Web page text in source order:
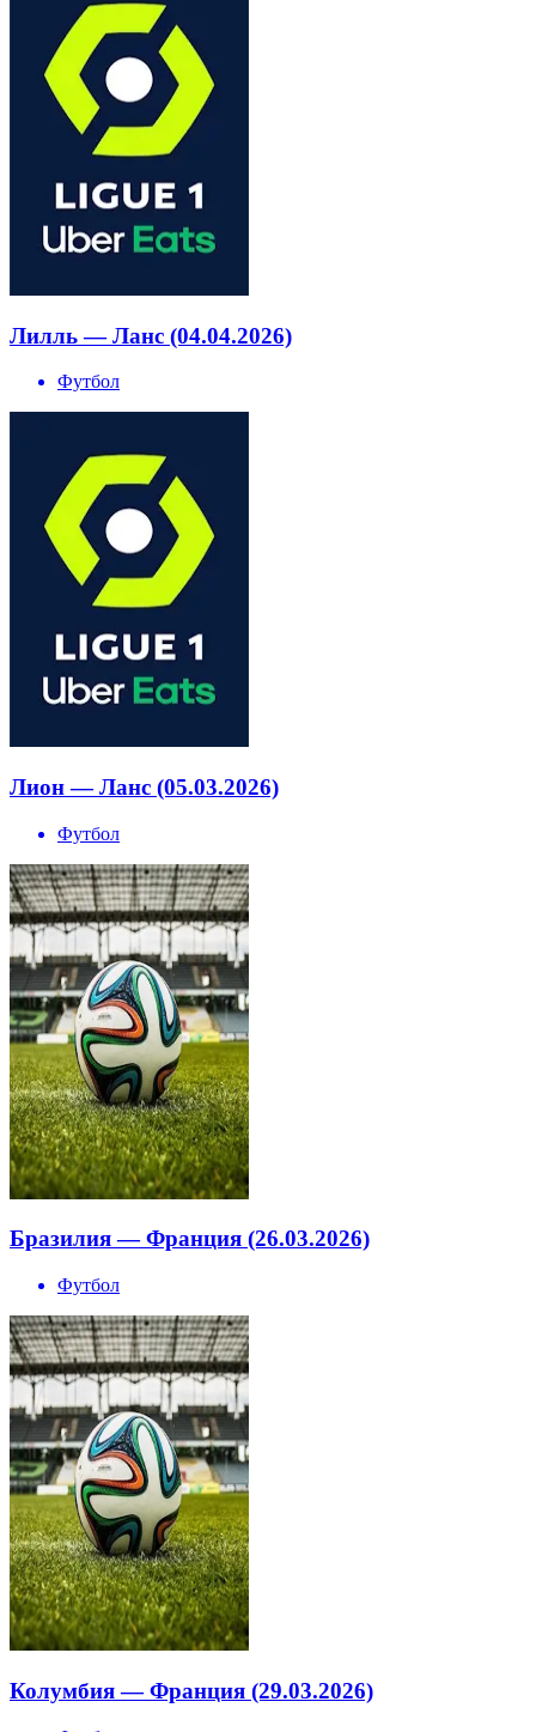
Лилль — Ланс (04.04.2026)
Футбол
Лион — Ланс (05.03.2026)
Футбол
Бразилия — Франция (26.03.2026)
Футбол
Колумбия — Франция (29.03.2026)